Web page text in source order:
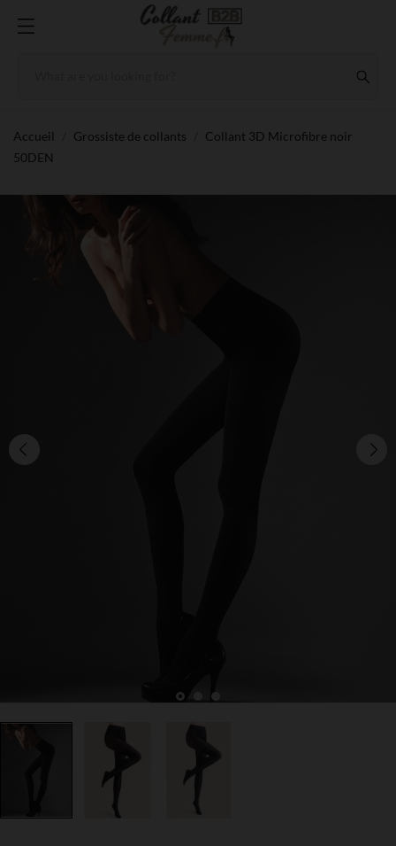
Accueil Grossiste de collants
Collant 3D Microfibre noir
50DEN